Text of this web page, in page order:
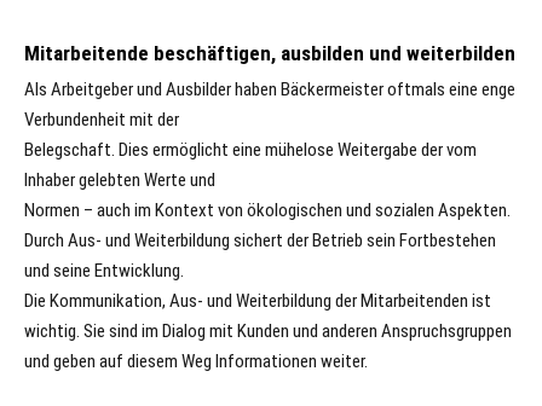
Mitarbeitende beschäftigen, ausbilden und weiterbilden
Als Arbeitgeber und Ausbilder haben Bäckermeister oftmals eine enge
Verbundenheit mit der
Belegschaft. Dies ermöglicht eine mühelose Weitergabe der vom
Inhaber gelebten Werte und
Normen – auch im Kontext von ökologischen und sozialen Aspekten.
Durch Aus- und Weiterbildung sichert der Betrieb sein Fortbestehen
und seine Entwicklung.
Die Kommunikation, Aus- und Weiterbildung der Mitarbeitenden ist
wichtig. Sie sind im Dialog mit Kunden und anderen Anspruchsgruppen
und geben auf diesem Weg Informationen weiter.